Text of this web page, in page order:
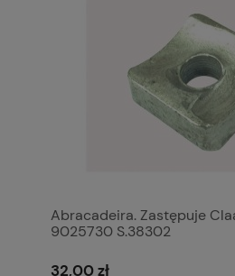
Abracadeira. Zastępuje
9025730 S.38302
32,00 zł